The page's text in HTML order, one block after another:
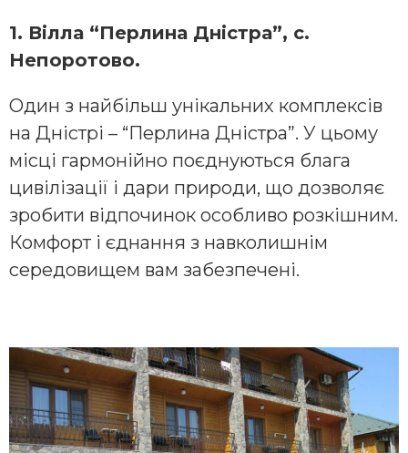
1. Вілла “Перлина Дністра”, с.
Непоротово.
Один з найбільш унікальних комплексів
на Дністрі – “Перлина Дністра”. У цьому
місці гармонійно поєднуються блага
цивілізації і дари природи, що дозволяє
зробити відпочинок особливо розкішним.
Комфорт і єднання з навколишнім
середовищем вам забезпечені.